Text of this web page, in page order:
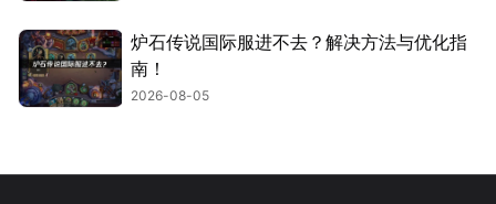
炉石传说国际服进不去？解决方法与优化指
南！
2026-08-05